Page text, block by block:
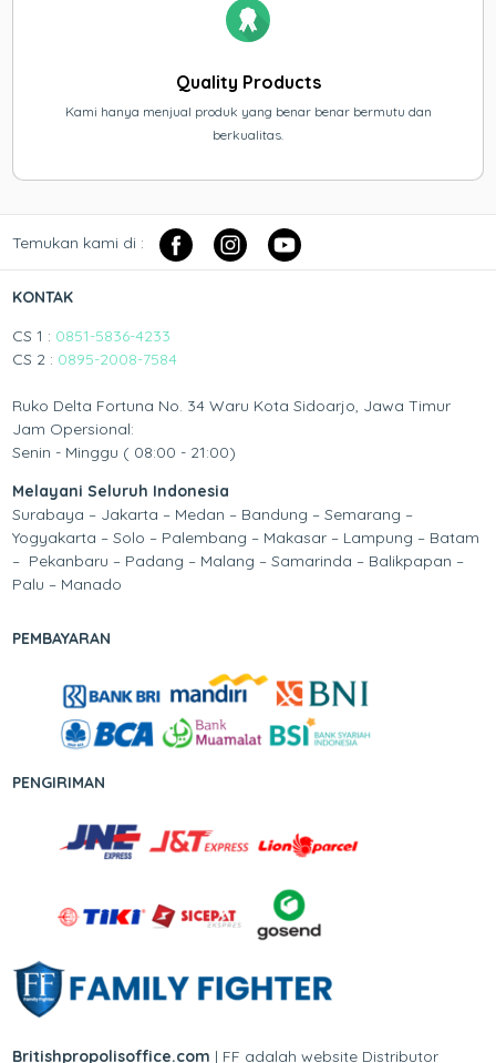
Quality Products
Kami hanya menjual produk yang benar benar bermutu dan
berkualitas.
Temukan kami di :
KONTAK
CS 1 : 0851-5836-4233
CS 2 : 0895-2008-7584
Ruko Delta Fortuna No. 34 Waru Kota Sidoarjo, Jawa Timur
Jam Opersional:
Senin - Minggu ( 08:00 - 21:00)
Melayani Seluruh Indonesia
Surabaya – Jakarta – Medan – Bandung – Semarang –
Yogyakarta – Solo – Palembang – Makasar – Lampung – Batam
– Pekanbaru – Padang – Malang – Samarinda – Balikpapan –
Palu – Manado
PEMBAYARAN
PENGIRIMAN
Britishpropolisoffice.com | FF adalah website Distributor